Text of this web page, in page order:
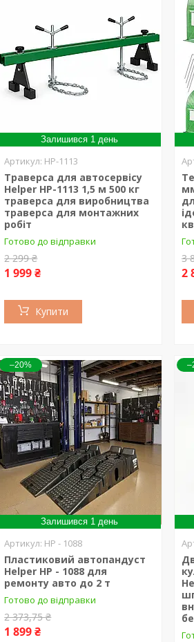
Залишився 1 день
HP-1113
Траверса для автосервісу
Helper HP-1113 1,5 м 500 кг
траверса для виробництва
траверса для монтажних
робіт
Готово до відправки
2 299 ₴
1 999 ₴
Купити
3
2
–20%
Залишився 1 день
HP - 1088
Пластиковий автопандуст
Helper HP - 1088 для
ремонту авто до 2 т
Готово до відправки
2 373,75 ₴
1 899 ₴